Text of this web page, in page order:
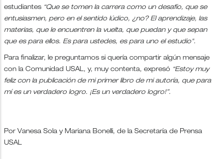
estudiantes “Que se tomen la carrera como un desafío, que se
entusiasmen, pero en el sentido lúdico, ¿no? El aprendizaje, las
materias, que le encuentren la vuelta, que puedan y que sepan
que es para ellos. Es para ustedes, es para uno el estudio".
Para finalizar, le preguntamos si quería compartir algún mensaje
con la Comunidad USAL, y, muy contenta, expresó “Estoy muy
feliz con la publicación de mi primer libro de mi autoría, que para
mí es un verdadero logro. ¡Es un verdadero logro!”.
Por Vanesa Sola y Mariana Bonelli, de la Secretaría de Prensa
USAL